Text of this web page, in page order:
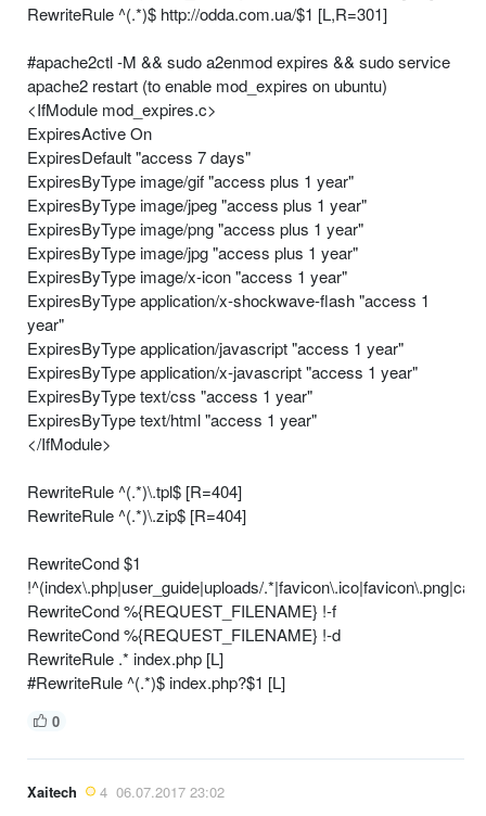
RewriteRule ^(.*)$ http://odda.com.ua/$1 [L,R=301]
#apache2ctl -M && sudo a2enmod expires && sudo service
apache2 restart (to enable mod_expires on ubuntu)
<IfModule mod_expires.c>
ExpiresActive On
ExpiresDefault "access 7 days"
ExpiresByType image/gif "access plus 1 year"
ExpiresByType image/jpeg "access plus 1 year"
ExpiresByType image/png "access plus 1 year"
ExpiresByType image/jpg "access plus 1 year"
ExpiresByType image/x-icon "access 1 year"
ExpiresByType application/x-shockwave-flash "access 1
year"
ExpiresByType application/javascript "access 1 year"
ExpiresByType application/x-javascript "access 1 year"
ExpiresByType text/css "access 1 year"
ExpiresByType text/html "access 1 year"
</IfModule>
RewriteRule ^(.*)\.tpl$ [R=404]
RewriteRule ^(.*)\.zip$ [R=404]
RewriteCond $1
!^(index\.php|user_guide|uploads/
RewriteCond %{REQUEST_FILENAME} !-f
RewriteCond %{REQUEST_FILENAME} !-d
RewriteRule .* index.php [L]
#RewriteRule ^(.*)$ index.php?$1 [L]
0
Xaitech 4 06.07.2017 23:02